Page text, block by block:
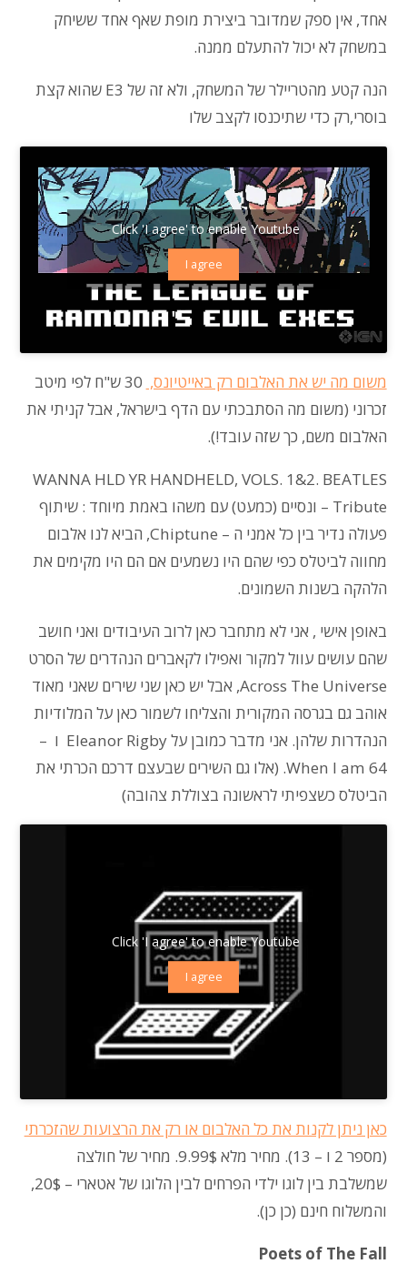
אחד, אין ספק שמדובר ביצירת מופת שאף אחד ששיחק
במשחק לא יכול להתעלם ממנה.
הנה קטע מהטריילר של המשחק, ולא זה של E3 שהוא קצת
בוסרי,רק כדי שתיכנסו לקצב שלו
Click 'I agree' to enable Youtube
I agree
משום מה יש את האלבום רק באייטיונס,
30 ש"ח לפי מיטב
זכרוני (משום מה הסתבכתי עם הדף בישראל, אבל קניתי את
האלבום משם, כך שזה עובד!).
WANNA HLD YR HANDHELD, VOLS. 1&2. BEATLES
Tribute
– ונסיים (כמעט) עם משהו באמת מיוחד : שיתוף
פעולה נדיר בין כל אמני ה – Chiptune, הביא לנו אלבום
מחווה לביטלס כפי שהם היו נשמעים אם הם היו מקימים את
הלהקה בשנות השמונים.
באופן אישי , אני לא מתחבר כאן לרוב העיבודים ואני חושב
שהם עושים עוול למקור ואפילו לקאברים הנהדרים של הסרט
Across The Universe, אבל יש כאן שני שירים שאני מאוד
אוהב גם בגרסה המקורית והצליחו לשמור כאן על המלודיות
הנהדרות שלהן. אני מדבר כמובן על Eleanor Rigby ו –
When I am 64. (אלו גם השירים שבעצם דרכם הכרתי את
הביטלס כשצפיתי לראשונה בצוללת צהובה)
Click 'I agree' to enable Youtube
I agree
כאן ניתן לקנות את כל האלבום או רק את הרצועות שהזכרתי
(מספר 2 ו – 13). מחיר מלא 9.99$. מחיר של חולצה
שמשלבת בין לוגו ילדי הפרחים לבין הלוגו של אטארי – 20$,
והמשלוח חינם (כן כן).
Poets of The Fall